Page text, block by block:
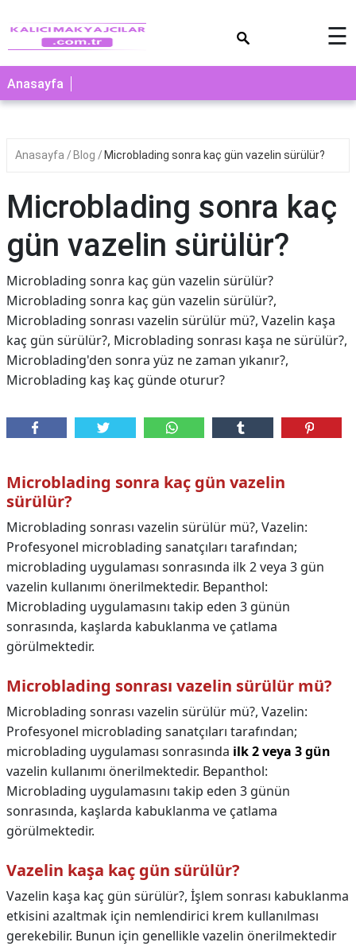
☰
Anasayfa
Anasayfa Blog Microblading sonra kaç gün vazelin sürülür?
Microblading sonra kaç
gün vazelin sürülür?
Microblading sonra kaç gün vazelin sürülür?
Microblading sonra kaç gün vazelin sürülür?,
Microblading sonrası vazelin sürülür mü?, Vazelin kaşa
kaç gün sürülür?, Microblading sonrası kaşa ne sürülür?,
Microblading'den sonra yüz ne zaman yıkanır?,
Microblading kaş kaç günde oturur?
Microblading sonra kaç gün vazelin
sürülür?
Microblading sonrası vazelin sürülür mü?, Vazelin:
Profesyonel microblading sanatçıları tarafından;
microblading uygulaması sonrasında ilk 2 veya 3 gün
vazelin kullanımı önerilmektedir. Bepanthol:
Microblading uygulamasını takip eden 3 günün
sonrasında, kaşlarda kabuklanma ve çatlama
görülmektedir.
Microblading sonrası vazelin sürülür mü?
Microblading sonrası vazelin sürülür mü?, Vazelin:
Profesyonel microblading sanatçıları tarafından;
microblading uygulaması sonrasında ilk 2 veya 3 gün
vazelin kullanımı önerilmektedir. Bepanthol:
Microblading uygulamasını takip eden 3 günün
sonrasında, kaşlarda kabuklanma ve çatlama
görülmektedir.
Vazelin kaşa kaç gün sürülür?
Vazelin kaşa kaç gün sürülür?, İşlem sonrası kabuklanma
etkisini azaltmak için nemlendirici krem kullanılması
gerekebilir. Bunun için genellikle vazelin önerilmektedir